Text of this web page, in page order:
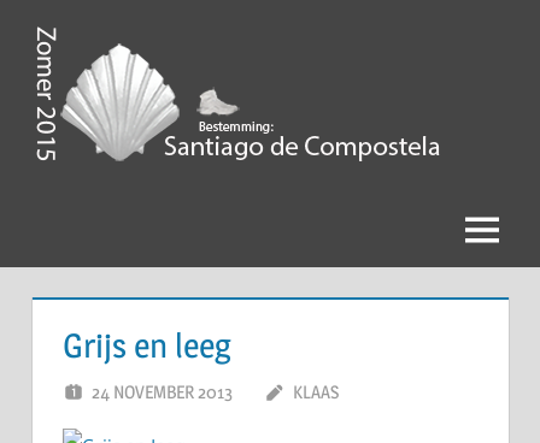
naar
inhoudZomer
2015,
Santiago
Compostela
Menu
Grijs en leeg
24 NOVEMBER 2013 KLAAS